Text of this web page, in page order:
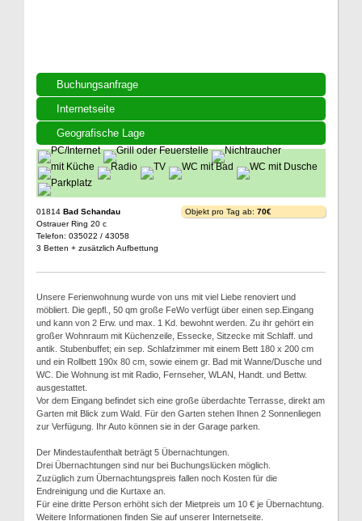
Buchungsanfrage
Internetseite
Geografische Lage
01814 Bad Schandau
Ostrauer Ring 20 c
Telefon: 035022 / 43058
3 Betten + zusätzlich Aufbettung
Objekt pro Tag ab: 70€
Unsere Ferienwohnung wurde von uns mit viel Liebe renoviert und
möbliert. Die gepfl., 50 qm große FeWo verfügt über einen sep.Eingang
und kann von 2 Erw. und max. 1 Kd. bewohnt werden. Zu ihr gehört ein
großer Wohnraum mit Küchenzeile, Essecke, Sitzecke mit Schlaff. und
antik. Stubenbuffet; ein sep. Schlafzimmer mit einem Bett 180 x 200 cm
und ein Rollbett 190x 80 cm, sowie einem gr. Bad mit Wanne/Dusche und
WC. Die Wohnung ist mit Radio, Fernseher, WLAN, Handt. und Bettw.
ausgestattet.
Vor dem Eingang befindet sich eine große überdachte Terrasse, direkt am
Garten mit Blick zum Wald. Für den Garten stehen Ihnen 2 Sonnenliegen
zur Verfügung. Ihr Auto können sie in der Garage parken.
Der Mindestaufenthalt beträgt 5 Übernachtungen.
Drei Übernachtungen sind nur bei Buchungslücken möglich.
Zuzüglich zum Übernachtungspreis fallen noch Kosten für die
Endreinigung und die Kurtaxe an.
Für eine dritte Person erhöht sich der Mietpreis um 10 € je Übernachtung.
Weitere Informationen finden Sie auf unserer Internetseite.